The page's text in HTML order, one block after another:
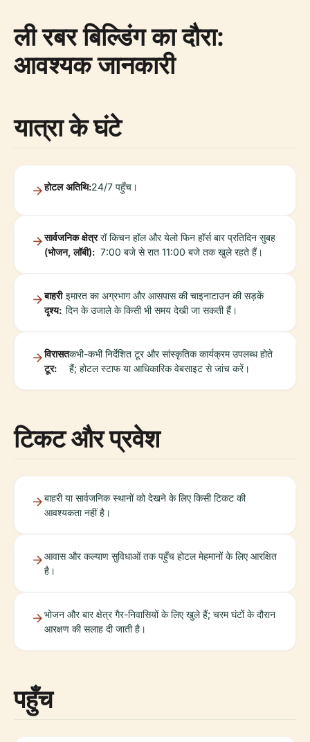
ली रबर बिल्डिंग का दौरा:
आवश्यक जानकारी
यात्रा के घंटे
होटल अतिथि:24/7 पहुँच।
सार्वजनिक क्षेत्र
(भोजन, लॉबी):
रॉ किचन हॉल और येलो फिन हॉर्स बार प्रतिदिन सुबह
7:00 बजे से रात 11:00 बजे तक खुले रहते हैं।
बाहरी
दृश्य:
इमारत का अग्रभाग और आसपास की चाइनाटाउन की सड़कें
दिन के उजाले के किसी भी समय देखी जा सकती हैं।
विरासत
टूर:
कभी-कभी निर्देशित टूर और सांस्कृतिक कार्यक्रम उपलब्ध होते
हैं; होटल स्टाफ या आधिकारिक वेबसाइट से जांच करें।
टिकट और प्रवेश
बाहरी या सार्वजनिक स्थानों को देखने के लिए किसी टिकट की
आवश्यकता नहीं है।
आवास और कल्याण सुविधाओं तक पहुँच होटल मेहमानों के लिए आरक्षित
है।
भोजन और बार क्षेत्र गैर-निवासियों के लिए खुले हैं; चरम घंटों के दौरान
आरक्षण की सलाह दी जाती है।
पहुँच